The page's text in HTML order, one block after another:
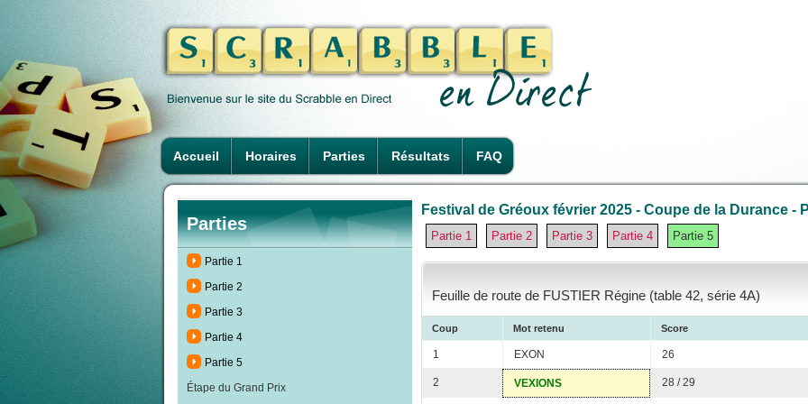
Accueil Horaires Parties Résultats FAQ
Parties
Partie 1
Partie 2
Partie 3
Partie 4
Partie 5
Étape du Grand Prix
Festival de Gréoux février 2025 - Coupe de la Durance -
Partie 1 Partie 2 Partie 3 Partie 4 Partie 5
Feuille de route de FUSTIER Régine (table 42, série 4A)
Coup Mot retenu Score
1 EXON 26
2 VEXIONS 28 / 29